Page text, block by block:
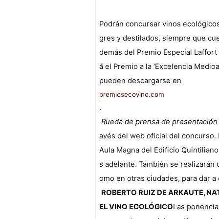
Podrán concursar vinos
gres y destilados, siempre que
demás del Premio Especial Laffort
á el Premio a la ‘Excelencia
pueden descargarse en
premiosecovino.com
.
Rueda de prensa de
avés del web oficial del concurso.
Aula Magna del Edificio
s adelante. También se
omo en otras ciudades, para dar
ROBERTO RUIZ DE ARKAUTE,
EL VINO ECOLÓGICOLas